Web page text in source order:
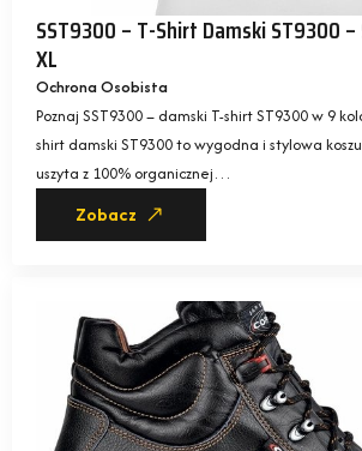
SST9300 – T-Shirt Damski ST9300
XL
Ochrona Osobista
Poznaj SST9300 – damski T-shirt ST9300 w 9
shirt damski ST9300 to wygodna i stylowa
uszyta z 100% organicznej…
Zobacz